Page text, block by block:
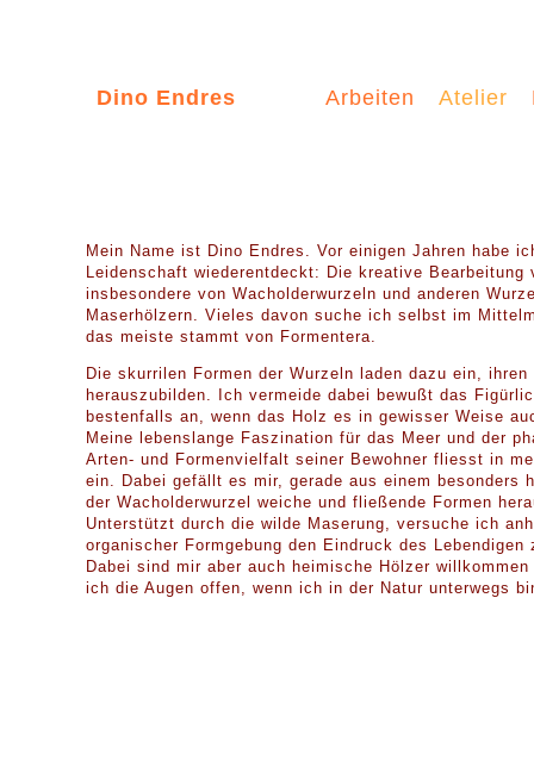
Dino Endres Arbeiten Atelier
Mein Name ist Dino Endres. Vor einigen Jahren habe
Leidenschaft wiederentdeckt: Die kreative Bearbeitung
insbesondere von Wacholderwurzeln und anderen
Maserhölzern. Vieles davon suche ich selbst im
das meiste stammt von Formentera.
Die skurrilen Formen der Wurzeln laden dazu ein,
herauszubilden. Ich vermeide dabei bewußt das
bestenfalls an, wenn das Holz es in gewisser Weise
Meine lebenslange Faszination für das Meer und der
Arten- und Formenvielfalt seiner Bewohner fliesst in
ein. Dabei gefällt es mir, gerade aus einem besonders
der Wacholderwurzel weiche und fließende Formen
Unterstützt durch die wilde Maserung, versuche ich
organischer Formgebung den Eindruck des Lebendigen
Dabei sind mir aber auch heimische Hölzer
ich die Augen offen, wenn ich in der Natur unterwegs